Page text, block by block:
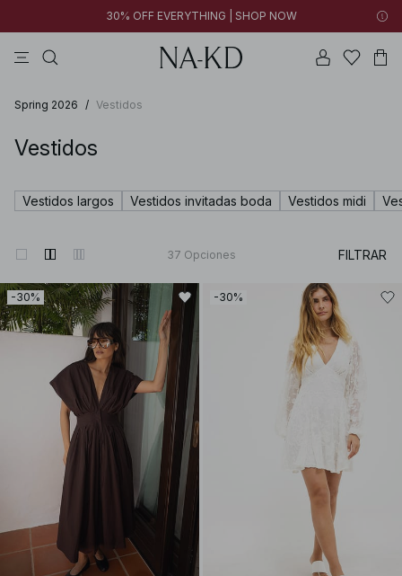
30% OFF EVERYTHING | SHOP NOW
Spring 2026 / Vestidos
Vestidos
Vestidos largos Vestidos invitadas boda Vestidos midi
37 Opciones FILTRAR
-30% -30%